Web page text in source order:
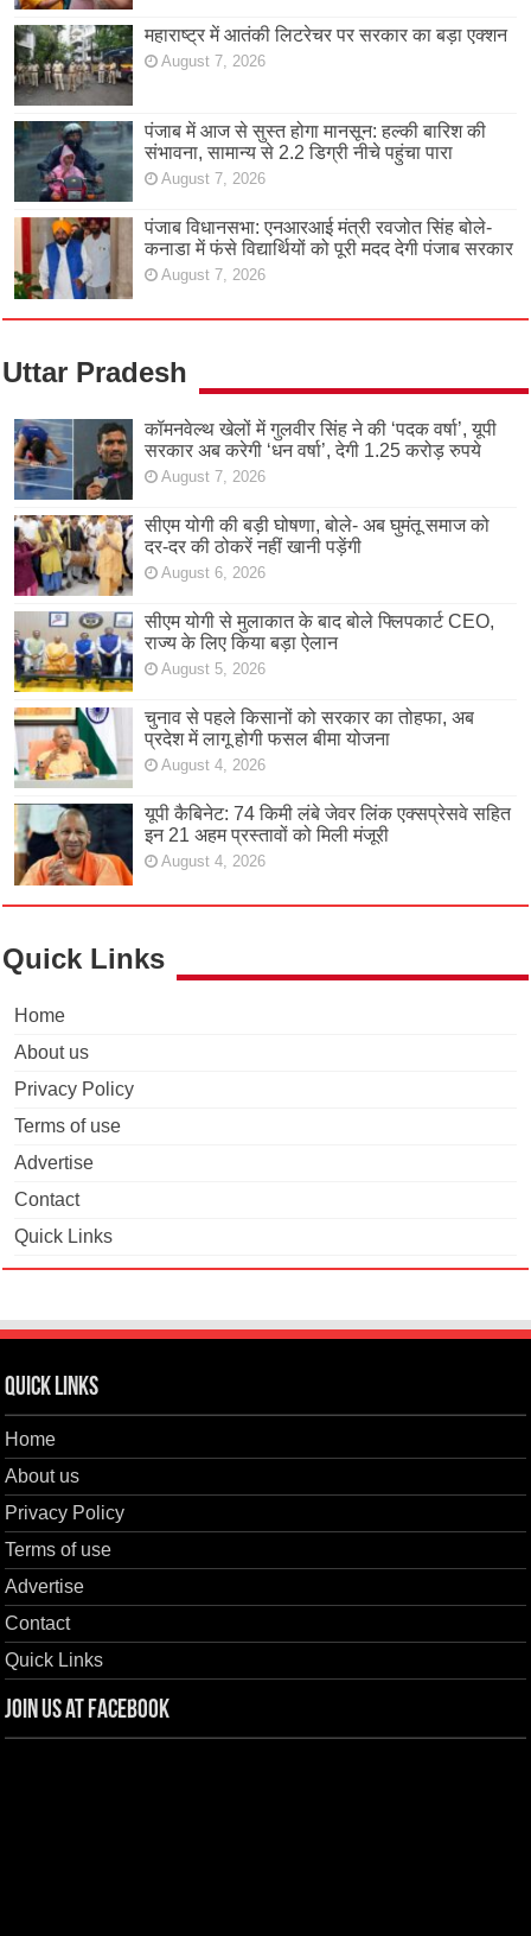
महाराष्ट्र में आतंकी लिटरेचर पर सरकार का बड़ा एक्शन
August 7, 2026
पंजाब में आज से सुस्त होगा मानसून: हल्की बारिश की
संभावना, सामान्य से 2.2 डिग्री नीचे पहुंचा पारा
August 7, 2026
पंजाब विधानसभा: एनआरआई मंत्री रवजोत सिंह बोले-
कनाडा में फंसे विद्यार्थियों को पूरी मदद देगी पंजाब सरकार
August 7, 2026
Uttar Pradesh
कॉमनवेल्थ खेलों में गुलवीर सिंह ने की ‘पदक वर्षा’, यूपी
सरकार अब करेगी ‘धन वर्षा’, देगी 1.25 करोड़ रुपये
August 7, 2026
सीएम योगी की बड़ी घोषणा, बोले- अब घुमंतू समाज को
दर-दर की ठोकरें नहीं खानी पड़ेंगी
August 6, 2026
सीएम योगी से मुलाकात के बाद बोले फ्लिपकार्ट CEO,
राज्य के लिए किया बड़ा ऐलान
August 5, 2026
चुनाव से पहले किसानों को सरकार का तोहफा, अब
प्रदेश में लागू होगी फसल बीमा योजना
August 4, 2026
यूपी कैबिनेट: 74 किमी लंबे जेवर लिंक एक्सप्रेसवे सहित
इन 21 अहम प्रस्तावों को मिली मंजूरी
August 4, 2026
Quick Links
Home
About us
Privacy Policy
Terms of use
Advertise
Contact
Quick Links
Quick Links
Home
About us
Privacy Policy
Terms of use
Advertise
Contact
Quick Links
Join us at Facebook